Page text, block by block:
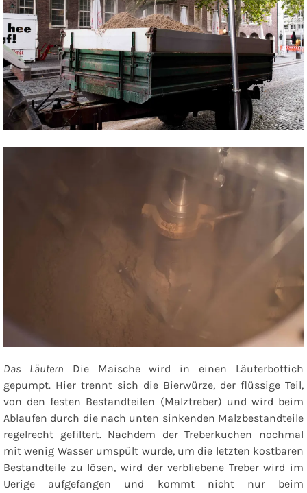
Das Läutern Die Maische wird in einen Läuterbottich
gepumpt. Hier trennt sich die Bierwürze, der flüssige Teil,
von den festen Bestandteilen (Malztreber) und wird beim
Ablaufen durch die nach unten sinkenden Malzbestandteile
regelrecht gefiltert. Nachdem der Treberkuchen nochmal
mit wenig Wasser umspült wurde, um die letzten kostbaren
Bestandteile zu lösen, wird der verbliebene Treber wird im
Uerige aufgefangen und kommt nicht nur beim